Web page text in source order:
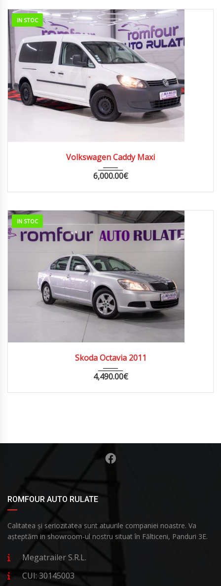
IN STOC
Volkswagen Caddy Maxi
6,000.00€
IN STOC
Skoda Octavia 2011
4,490.00€
ROMFOUR AUTO RULATE
Calitatea și seriozitatea sunt atuurile companiei noastre. Va
așteptăm in showroom-ul nostru situat în Fălticeni, Panduri 3E.
Megatrailer S.R.L.
CUI: 30145003